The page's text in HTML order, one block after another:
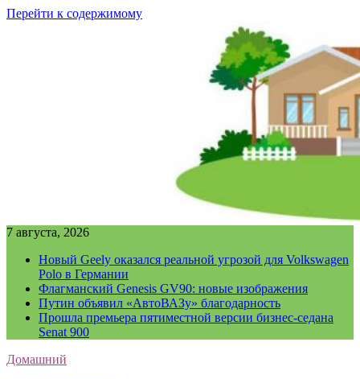
Перейти к содержимому
7 августа, 2026
Новый Geely оказался реальной угрозой для Volkswagen
Polo в Германии
Флагманский Genesis GV90: новые изображения
Путин объявил «АвтоВАЗу» благодарность
Прошла премьера пятиместной версии бизнес-седана
Senat 900
Домашний